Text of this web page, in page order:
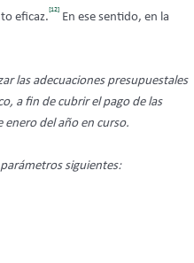
eficaz.
[12]
En ese sentido, en la
las adecuaciones presupuestales
a fin de cubrir el pago de las
enero del año en curso.
siguientes: